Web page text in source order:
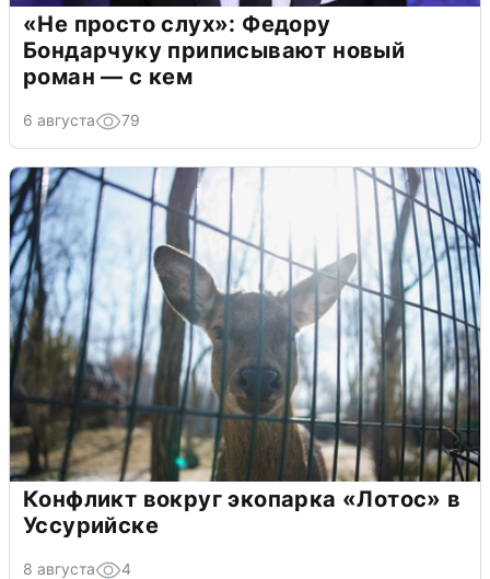
«Не просто слух»: Федору
Бондарчуку приписывают новый
роман — с кем
6 августа 79
Конфликт вокруг экопарка «Лотос» в
Уссурийске
8 августа 4